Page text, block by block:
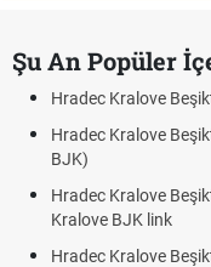
Şu An Popüler
Hradec Kralove
Hradec Kralove
BJK)
Hradec Kralove
Kralove BJK link
Hradec Kralove